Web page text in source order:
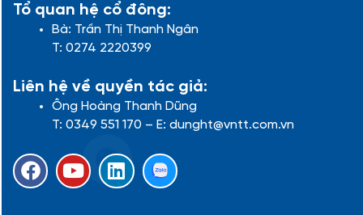
Tổ quan hệ cổ đông:
Bà: Trần Thị Thanh Ngân
T: 0274 2220399
Liên hệ về quyền tác giả:
Ông Hoàng Thanh Dũng
T: 0349 551 170 – E: dunght@vntt.com.vn
F
a
Y
o
L
i